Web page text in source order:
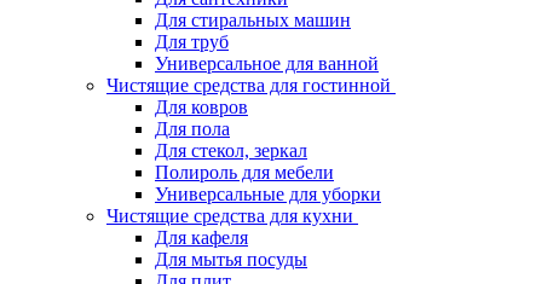
Для стиральных машин
Для труб
Универсальное для ванной
Чистящие средства для гостинной
Для ковров
Для пола
Для стекол, зеркал
Полироль для мебели
Универсальные для уборки
Чистящие средства для кухни
Для кафеля
Для мытья посуды